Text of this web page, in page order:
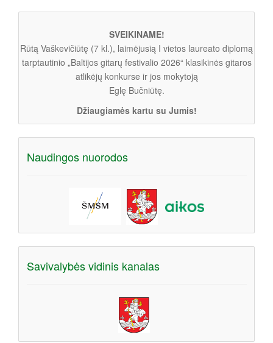
SVEIKINAME!
Rūtą Vaškevičiūtę (7 kl.), laimėjusią I vietos laureato diplomą
tarptautinio „Baltijos gitarų festivalio 2026“ klasikinės gitaros
atlikėjų konkurse ir jos mokytoją
Eglę Bučniūtę.
Džiaugiamės kartu su Jumis!
Naudingos nuorodos
Savivalybės vidinis kanalas